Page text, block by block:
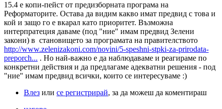
15.4 е копи-пейст от предизборната програма на
Реформаторите. Остава да видим какво имат предвид с това и
кой и защо го е вкарал като приоритет. Възможна
интерпратеция даваме (под "ние" имам предвид Зелени
закони) в становището за програмата на правителството
http://www.zelenizakoni.com/novini/5-speshni-stpki-za-prirodata-
preporch... . Но най-важно е да наблюдаваме и реагираме по
конкретни действия и да предлагаме адекватни решения - под
"ние" имам предвид всички, които се интересуваме :)
Влез или се регистрирай, за да можеш да коментираш